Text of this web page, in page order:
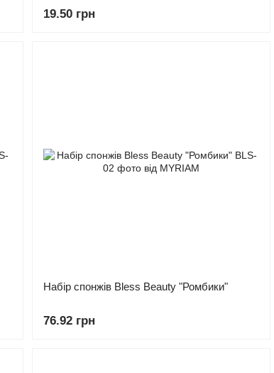
19.50 грн
Набір спонжів Bless Beauty "Ромбики"
76.92 грн